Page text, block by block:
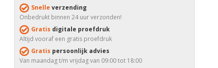
Snelle verzending
Onbedrukt binnen 24 uur verzonden!
Gratis digitale proefdruk
Altijd vooraf een gratis proefdruk
Gratis persoonlijk advies
Van maandag t/m vrijdag van 09:00 tot 18:00